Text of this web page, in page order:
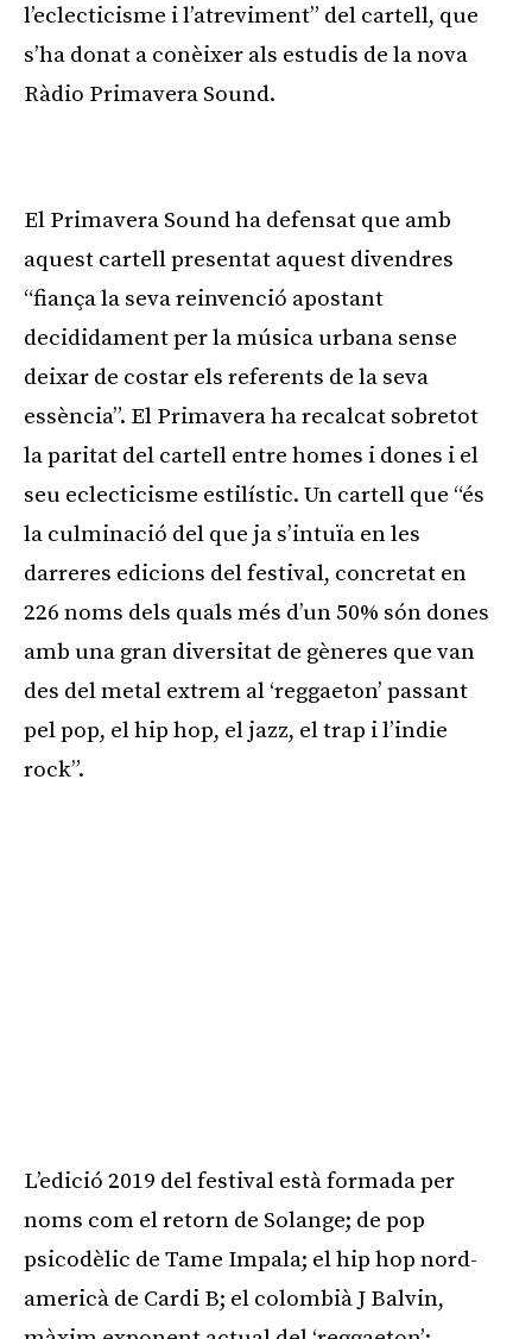
l’eclecticisme i l’atreviment” del cartell, que
s’ha donat a conèixer als estudis de la nova
Ràdio Primavera Sound.
El Primavera Sound ha defensat que amb
aquest cartell presentat aquest divendres
“fiança la seva reinvenció apostant
decididament per la música urbana sense
deixar de costar els referents de la seva
essència”. El Primavera ha recalcat sobretot
la paritat del cartell entre homes i dones i el
seu eclecticisme estilístic. Un cartell que “és
la culminació del que ja s’intuïa en les
darreres edicions del festival, concretat en
226 noms dels quals més d’un 50% són dones
amb una gran diversitat de gèneres que van
des del metal extrem al ‘reggaeton’ passant
pel pop, el hip hop, el jazz, el trap i l’indie
rock”.
L’edició 2019 del festival està formada per
noms com el retorn de Solange; de pop
psicodèlic de Tame Impala; el hip hop nord-
americà de Cardi B; el colombià J Balvin,